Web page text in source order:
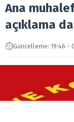
Ana
açıklama
Güncelleme: 19:46 -